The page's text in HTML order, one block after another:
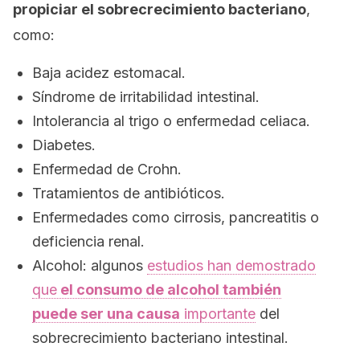
propiciar el sobrecrecimiento bacteriano,
como:
Baja acidez estomacal.
Síndrome de irritabilidad intestinal.
Intolerancia al trigo o enfermedad celiaca.
Diabetes.
Enfermedad de Crohn.
Tratamientos de antibióticos.
Enfermedades como cirrosis, pancreatitis o
deficiencia renal.
Alcohol: algunos estudios han demostrado
que el consumo de alcohol también
puede ser una causa importante del
sobrecrecimiento bacteriano intestinal.